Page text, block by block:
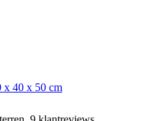
x 40 x 50 cm